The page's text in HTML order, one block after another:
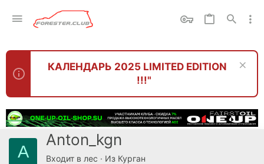
КАЛЕНДАРЬ 2025 LIMITED EDITION
!!!"
A
Anton_kgn
Входит в лес · Из Курган